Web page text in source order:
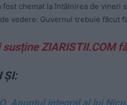
fost chemat la întâlnirea de vineri
vedere: Guvernul trebuie făcut
susține ZIARISTII.COM
ȘI:
Anunțul integral al lui